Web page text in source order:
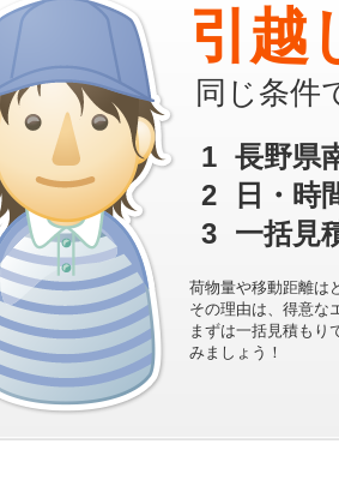
引越
同じ条件
1 長野県
2
日・時
3 一括見
荷物量や移動距離は
その理由は、得意な
まずは一括見積もり
みましょう！